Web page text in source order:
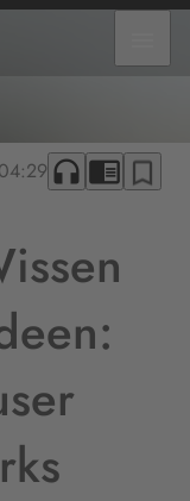
04:29 headphones chrome_reader_mode bookmark_border